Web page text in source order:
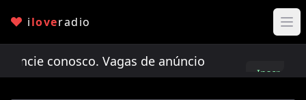
iloveradio
conosco. Vagas de anúncio limitadas!
Inscreva-